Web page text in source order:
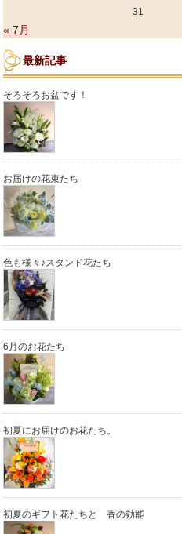
31
« 7月
最新記事
そろそろお盆です！
お届けの花束たち
色も様々♪スタンド花たち
6月のお花たち
初夏にお届けのお花たち。
初夏のギフト花たちと 香の効能